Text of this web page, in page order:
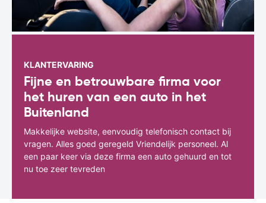
KLANTERVARING
Fijne en betrouwbare firma voor
het huren van een auto in het
Buitenland
Makkelijke website, eenvoudig telefonisch contact bij
vragen. Alles goed geregeld Vriendelijk personeel. Al
een paar keer via deze firma een auto gehuurd en tot
nu toe zeer tevreden